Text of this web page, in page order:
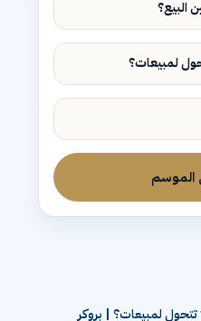
الموسم
تتحول لمبيعات؟ | بروكر